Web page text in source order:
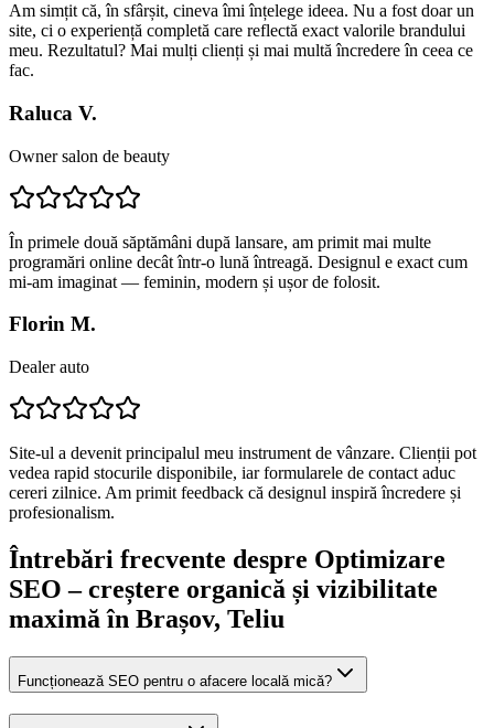
Am simțit că, în sfârșit, cineva îmi înțelege ideea. Nu a fost doar un
site, ci o experiență completă care reflectă exact valorile brandului
meu. Rezultatul? Mai mulți clienți și mai multă încredere în ceea ce
fac.
Raluca V.
Owner salon de beauty
În primele două săptămâni după lansare, am primit mai multe
programări online decât într-o lună întreagă. Designul e exact cum
mi-am imaginat — feminin, modern și ușor de folosit.
Florin M.
Dealer auto
Site-ul a devenit principalul meu instrument de vânzare. Clienții pot
vedea rapid stocurile disponibile, iar formularele de contact aduc
cereri zilnice. Am primit feedback că designul inspiră încredere și
profesionalism.
Întrebări frecvente despre Optimizare
SEO – creștere organică și vizibilitate
maximă în Brașov, Teliu
Funcționează SEO pentru o afacere locală mică?